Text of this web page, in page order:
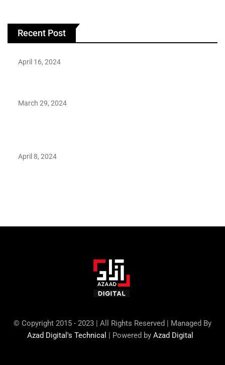
Recent Post
April 16, 2024
March 29, 2024
April 8, 2024
© Copyright 2015 - 2023 | All Rights Reserved | Managed By
Azad Digital's Technical | Powered by Azad Digital